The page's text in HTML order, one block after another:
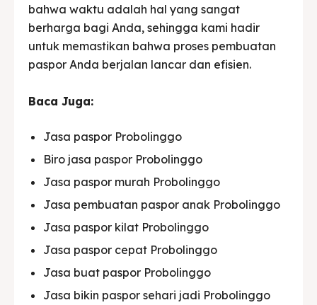
bahwa waktu adalah hal yang sangat
berharga bagi Anda, sehingga kami hadir
untuk memastikan bahwa proses pembuatan
paspor Anda berjalan lancar dan efisien.
Baca Juga:
Jasa paspor Probolinggo
Biro jasa paspor Probolinggo
Jasa paspor murah Probolinggo
Jasa pembuatan paspor anak Probolinggo
Jasa paspor kilat Probolinggo
Jasa paspor cepat Probolinggo
Jasa buat paspor Probolinggo
Jasa bikin paspor sehari jadi Probolinggo